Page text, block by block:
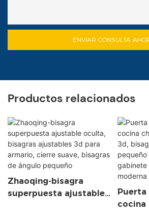
ENVIAR CONSULTA
Productos relacionados
Zhaoqing-bisagra
superpuesta ajustable
cocina